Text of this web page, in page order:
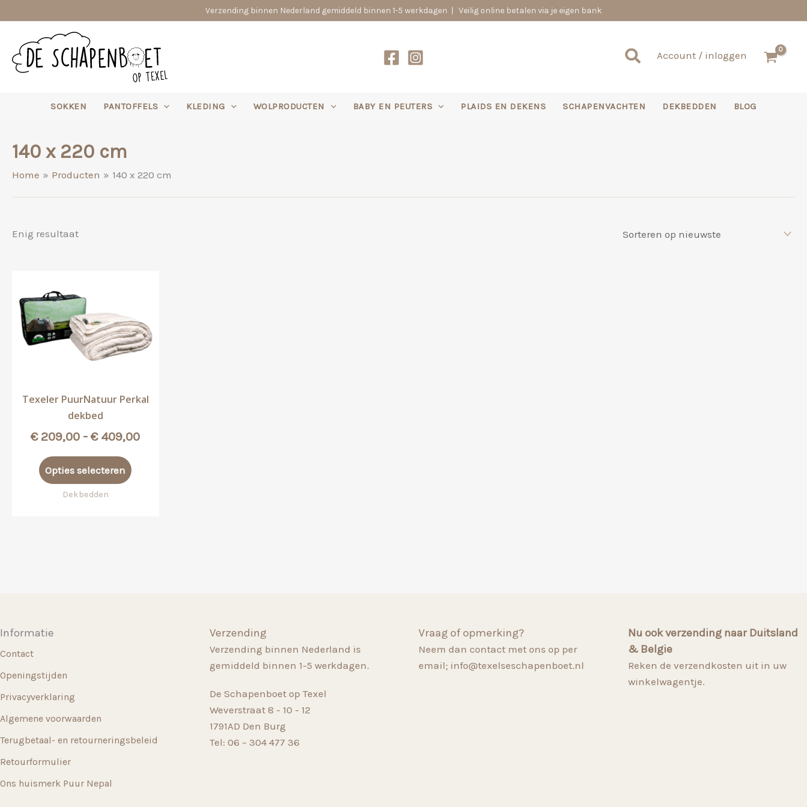
naar
inhoud
Verzending binnen Nederland gemiddeld binnen 1-5 werkdagen | Veilig online betalen via je eigen bank
ZoekenAccount / inloggen
SOKKEN PANTOFFELS KLEDING WOLPRODUCTEN BABY EN PEUTERS PLAIDS EN DEKENS SCHAPENVACHTEN DEKBEDDEN BLOG
140 x 220 cm
Home Producten 140 x 220 cm
Enig resultaat
Texeler PuurNatuur Perkal
dekbed
€209,00 - €409,00Prijsklasse:
Opties selecteren product
Dekbedden
Informatie
Contact
Openingstijden
Privacyverklaring
Algemene voorwaarden
Terugbetaal- en retourneringsbeleid
Retourformulier
Ons huismerk Puur Nepal
Verzending
Verzending binnen Nederland is
gemiddeld binnen 1-5 werkdagen.
De Schapenboet op Texel
Weverstraat 8 - 10 - 12
1791AD Den Burg
Tel: 06 – 304 477 36
Vraag of opmerking?
Neem dan contact met ons op per
email; info@texelseschapenboet.nl
Nu ook verzending naar Duitsland
& Belgie
Reken de verzendkosten uit in uw
winkelwagentje.